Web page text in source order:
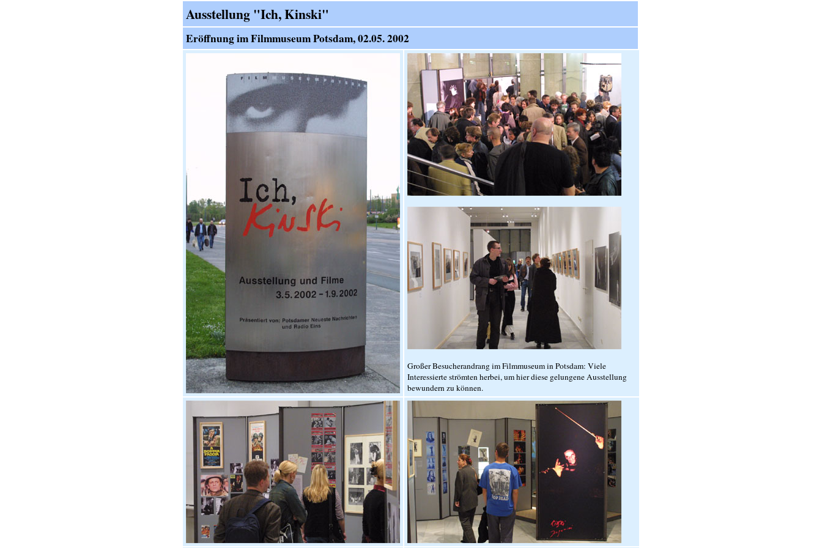
Ausstellung "Ich, Kinski"
Eröffnung im Filmmuseum Potsdam, 02.05. 2002
Großer Besucherandrang im Filmmuseum in Potsdam: Viele
Interessierte strömten herbei, um hier diese gelungene Ausstellung
bewundern zu können.